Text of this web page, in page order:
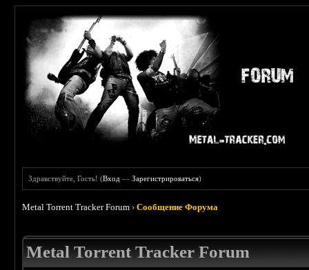
Здравствуйте, Гость! (Вход —Зарегистрироваться)
Metal Torrent Tracker Forum ›Сообщение Форума
Metal Torrent Tracker Forum